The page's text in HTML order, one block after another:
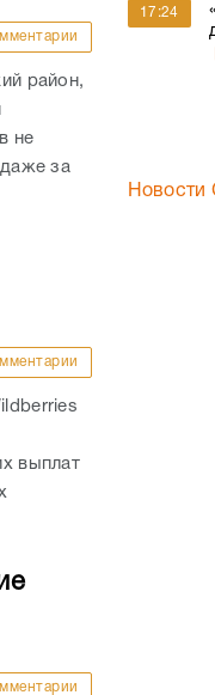
район,
не
за
выплат
17:24